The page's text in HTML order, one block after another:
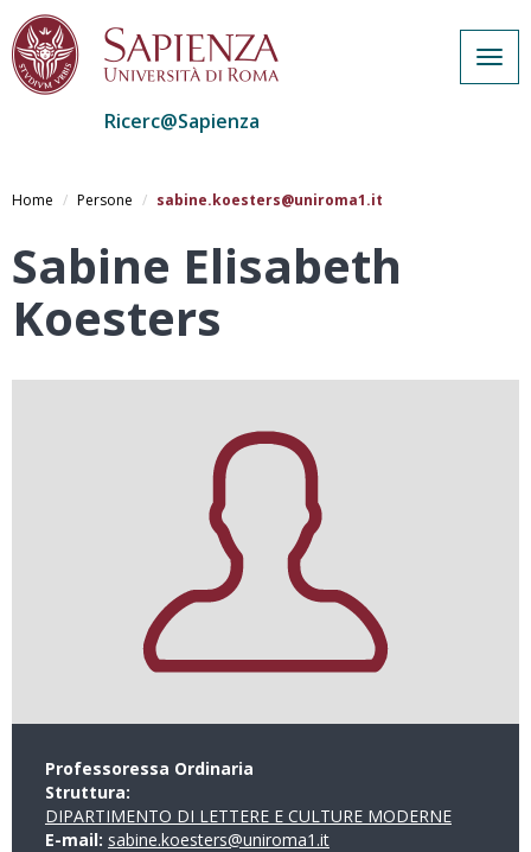
al
principale
Ricerc@Sapienza
Home Persone sabine.koesters@uniroma1.it
Sabine Elisabeth
Koesters
Professoressa Ordinaria
Struttura:
DIPARTIMENTO DI LETTERE E CULTURE MODERNE
E-mail: sabine.koesters@uniroma1.it